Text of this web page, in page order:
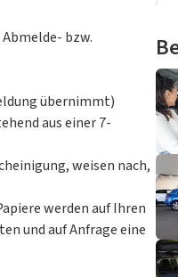
bzw.
übernimmt)
aus einer 7-
weisen nach,
werden auf Ihren
und auf Anfrage eine